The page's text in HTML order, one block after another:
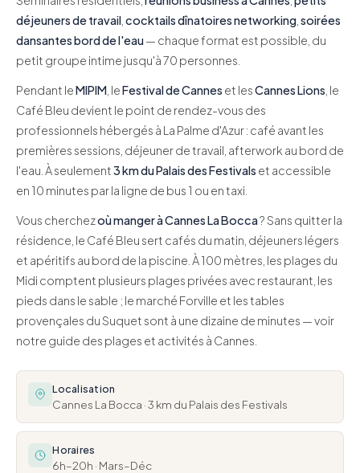
déjeuners de travail cocktails dînatoires networking soirées
dansantes bord de l'eau— chaque format est possible, du
petit groupe intime jusqu'à 70 personnes.
Pendant leMIPIM , leFestival de Cannes et lesCannes Lions , le
Café Bleu devient le point de rendez-vous des
professionnels hébergés à La Palme d'Azur : café avant les
premières sessions, déjeuner de travail, afterwork au bord de
l'eau. À seulement3 km du Palais des Festivals et accessible
en 10 minutes par la ligne de bus 1 ou en taxi.
Vous cherchezoù manger à Cannes La Bocca? Sans quitter la
résidence, le Café Bleu sert cafés du matin, déjeuners légers
et apéritifs au bord de la piscine. À 100 mètres, les plages du
Midi comptent plusieurs plages privées avec restaurant, les
pieds dans le sable ; le marché Forville et les tables
provençales du Suquet sont à une dizaine de minutes — voir
notre guide des plages et activités à Cannes
Localisation
Cannes La Bocca · 3 km du Palais des Festivals
Horaires
6h–20h · Mars–Déc